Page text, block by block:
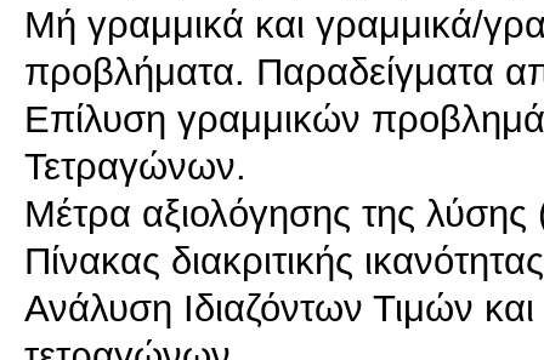
Μή γραμμικά και γραμμικά/
προβλήματα. Παραδείγματα
Επίλυση γραμμικών
Τετραγώνων.
Μέτρα αξιολόγησης της λύσης
Πίνακας διακριτικής
Ανάλυση Ιδιαζόντων Τιμών